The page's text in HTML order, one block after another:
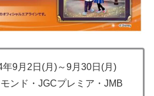
9月2日(月)～9月30日(月)
ンド・JGCプレミア・JMB